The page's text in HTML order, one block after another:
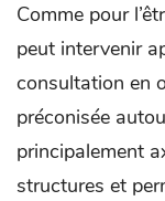
Comme pour
peut intervenir
consultation en
préconisée
principalement
structures et